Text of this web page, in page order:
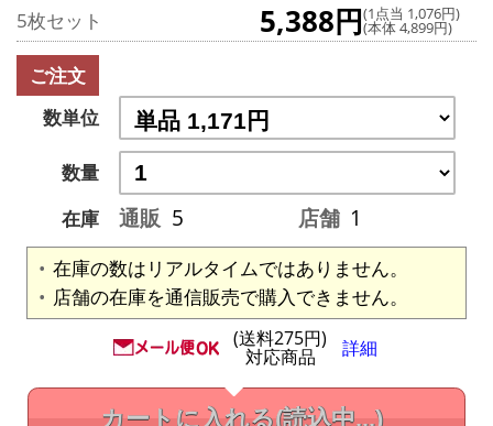
5枚セット 5,388円(1点当 1,076円)
(本体 4,899円)
ご注文
数単位
数量
在庫
通販 5 店舗 1
在庫の数はリアルタイムではありません。
店舗の在庫を通信販売で購入できません。
(送料275円)
対応商品 詳細
カートに入れる(読込中...)